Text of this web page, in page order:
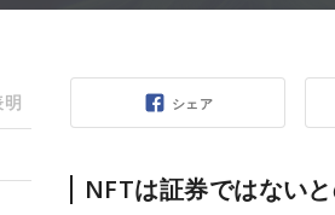
シェア
NFTは証券ではない